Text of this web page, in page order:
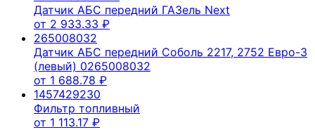
Датчик АБС передний ГАЗель Next
от 2 933.33 ₽
265008032
Датчик АБС передний Соболь 2217, 2752 Евро-3
(левый) 0265008032
от 1 688.78 ₽
1457429230
Фильтр топливный
от 1 113.17 ₽